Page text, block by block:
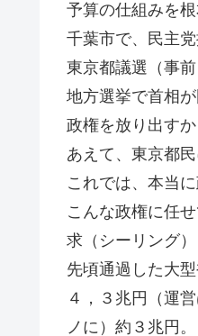
予算の仕組みを
千葉市で、民主
東京都議選（事
地方選挙で首相
政権を放り出す
あえて、東京都
これでは、本当
こんな政権に任
求（シーリング
先頃通過した大
４，３兆円（運
ノに）約３兆円